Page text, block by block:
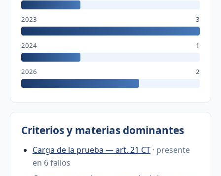
2023 3
2024 1
2026 2
Criterios y materias dominantes
Carga de la prueba — art. 21 CT · presente
en 6 fallos